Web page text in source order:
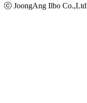
ⓒ JoongAng Ilbo Co.,Ltd